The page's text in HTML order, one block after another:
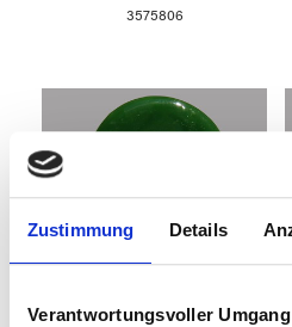
Zustimmung Details
Verantwortungsvoller
3575806